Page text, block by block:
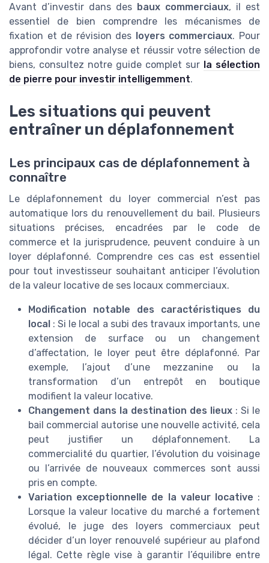
Avant d’investir dans des baux commerciaux, il est
essentiel de bien comprendre les mécanismes de
fixation et de révision des loyers commerciaux. Pour
approfondir votre analyse et réussir votre sélection de
biens, consultez notre guide complet sur la sélection
de pierre pour investir intelligemment.
Les situations qui peuvent
entraîner un déplafonnement
Les principaux cas de déplafonnement à
connaître
Le déplafonnement du loyer commercial n’est pas
automatique lors du renouvellement du bail. Plusieurs
situations précises, encadrées par le code de
commerce et la jurisprudence, peuvent conduire à un
loyer déplafonné. Comprendre ces cas est essentiel
pour tout investisseur souhaitant anticiper l’évolution
de la valeur locative de ses locaux commerciaux.
Modification notable des caractéristiques du
local : Si le local a subi des travaux importants, une
extension de surface ou un changement
d’affectation, le loyer peut être déplafonné. Par
exemple, l’ajout d’une mezzanine ou la
transformation d’un entrepôt en boutique
modifient la valeur locative.
Changement dans la destination des lieux : Si le
bail commercial autorise une nouvelle activité, cela
peut justifier un déplafonnement. La
commercialité du quartier, l’évolution du voisinage
ou l’arrivée de nouveaux commerces sont aussi
pris en compte.
Variation exceptionnelle de la valeur locative :
Lorsque la valeur locative du marché a fortement
évolué, le juge des loyers commerciaux peut
décider d’un loyer renouvelé supérieur au plafond
légal. Cette règle vise à garantir l’équilibre entre